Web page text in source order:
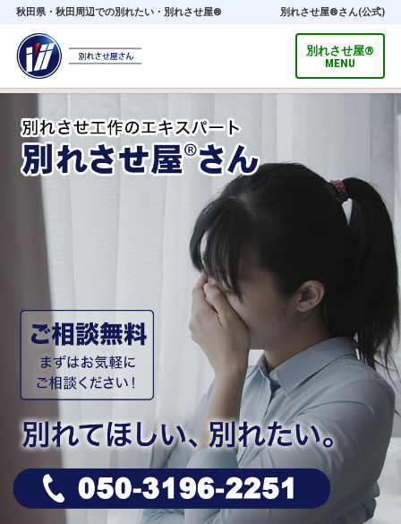
秋田県・秋田周辺での別れたい・別れさせ屋® 別れさせ屋®さん(公式)
別れさせ屋®
MENU